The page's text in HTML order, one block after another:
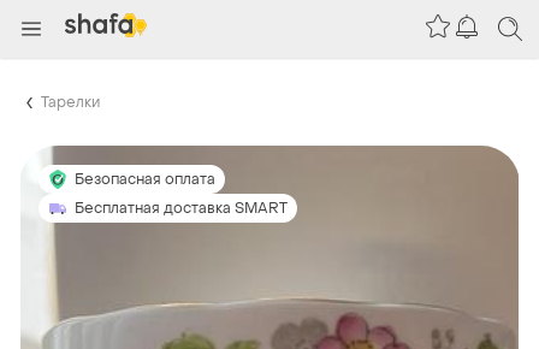
Тарелки
Безопасная оплата
Бесплатная доставка SMART